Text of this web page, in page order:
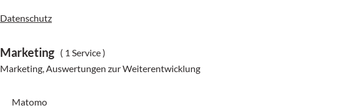
Die Lehrkraft wählt einen Kurztext und
Beim Lesen des Diktattextes klopft sie
Lernenden schreiben für Klopfsignale
Gruppen aus: Sie vergleichen ihre Texte
Datenschutz
Marketing ( 1 Service )
Marketing, Auswertungen zur Weiterentwicklung
Matomo